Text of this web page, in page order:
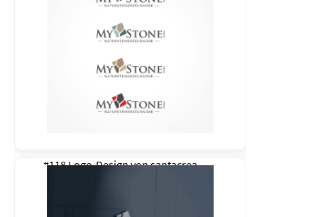
#118 Logo-Design vonsantacrea